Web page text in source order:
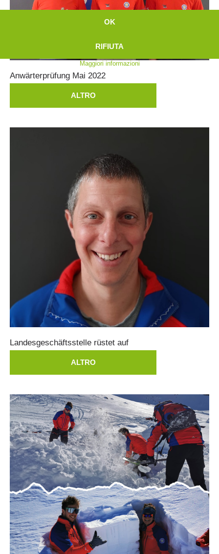
Prevenzione
Anwärterprüfung Mai 2022
ALTRO
Landesgeschäftsstelle rüstet auf
ALTRO
OK
RIFIUTA
Maggiori informazioni